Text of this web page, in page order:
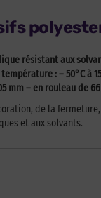
résistant aux
: – 50°C à
mm – en rouleau de
de la
et aux solvants.